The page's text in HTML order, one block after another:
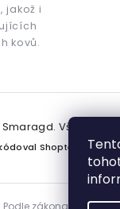
jakož i
kovů.
. Všechna
Shoptetak.cz
Podle zákona o